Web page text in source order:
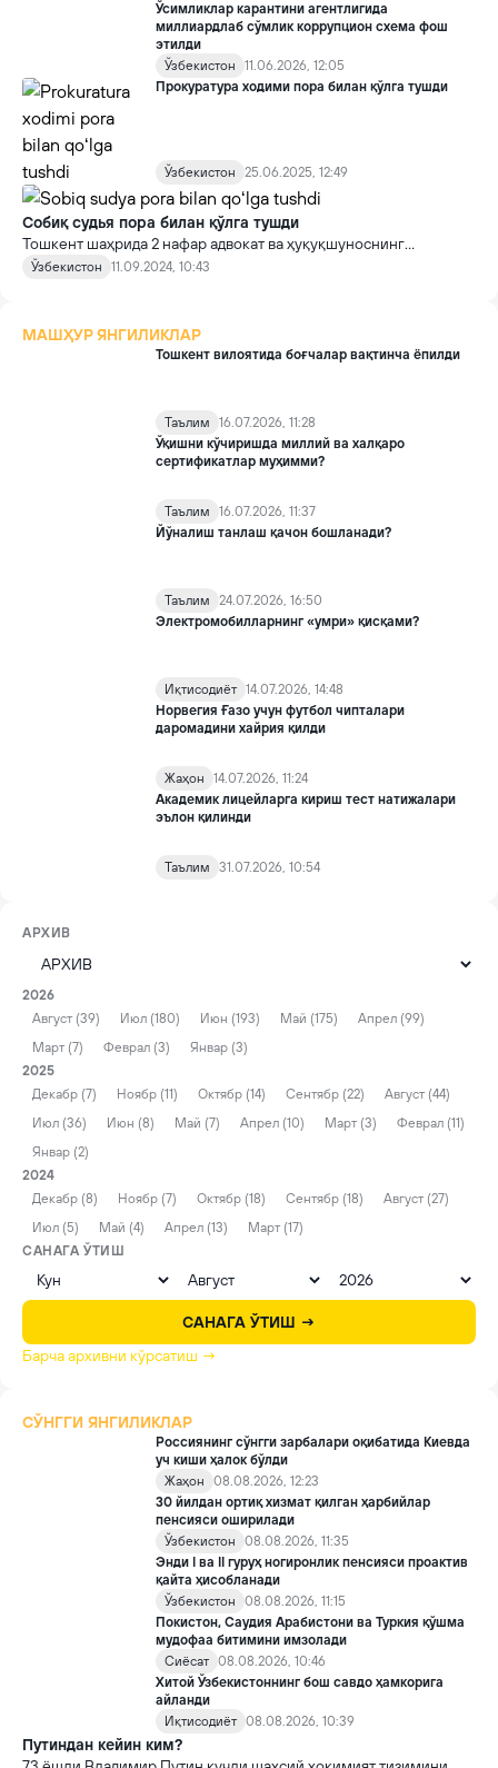
Ўсимликлар карантини агентлигида
миллиардлаб сўмлик коррупцион схема фош
этилди
Ўзбекистон
11.06.2026, 12:05
Прокуратура ходими пора билан қўлга тушди
Ўзбекистон 25.06.2025, 12:49
Собиқ судья пора билан қўлга тушди
Тошкент шаҳрида 2 нафар адвокат ва ҳуқуқшуноснинг
ноқонуний қилмишлари Давлат хавфсизлик хизмати
Ўзбекистон 11.09.2024, 10:43
МАШҲУР ЯНГИЛИКЛАР
Тошкент вилоятида боғчалар вақтинча ёпилди
Таълим
16.07.2026, 11:28
Ўқишни кўчиришда миллий ва халқаро
сертификатлар муҳимми?
Таълим
16.07.2026, 11:37
Йўналиш танлаш қачон бошланади?
Таълим
24.07.2026, 16:50
Электромобилларнинг «умри» қисқами?
Иқтисодиёт 14.07.2026, 14:48
Норвегия Ғазо учун футбол чипталари
даромадини хайрия қилди
Жаҳон
14.07.2026, 11:24
Академик лицейларга кириш тест натижалари
эълон қилинди
Таълим 31.07.2026, 10:54
АРХИВ
2026
Август (39)
Июл (180) Июн (193) Май (175)
Апрел (99)
Март (7)
Феврал (3)
Январ (3)
2025
Декабр (7)
Ноябр (11) Октябр (14) Сентябр (22)
Август (44)
Июл (36)
Июн (8) Май (7) Апрел (10) Март (3)
Феврал (11)
Январ (2)
2024
Декабр (8)
Ноябр (7) Октябр (18) Сентябр (18)
Август (27)
Июл (5)
Май (4) Апрел (13)
Март (17)
САНАГА ЎТИШ
САНАГА ЎТИШ →
Барча архивни кўрсатиш →
СЎНГГИ ЯНГИЛИКЛАР
Россиянинг сўнгги зарбалари оқибатида Киевда
уч киши ҳалок бўлди
Жаҳон
08.08.2026, 12:23
30 йилдан ортиқ хизмат қилган ҳарбийлар
пенсияси оширилади
Ўзбекистон
08.08.2026, 11:35
Энди I ва II гуруҳ ногиронлик пенсияси проактив
қайта ҳисобланади
Ўзбекистон
08.08.2026, 11:15
Покистон, Саудия Арабистони ва Туркия қўшма
мудофаа битимини имзолади
Сиёсат 08.08.2026, 10:46
Хитой Ўзбекистоннинг бош савдо ҳамкорига
айланди
Иқтисодиёт 08.08.2026, 10:39
Путиндан кейин ким?